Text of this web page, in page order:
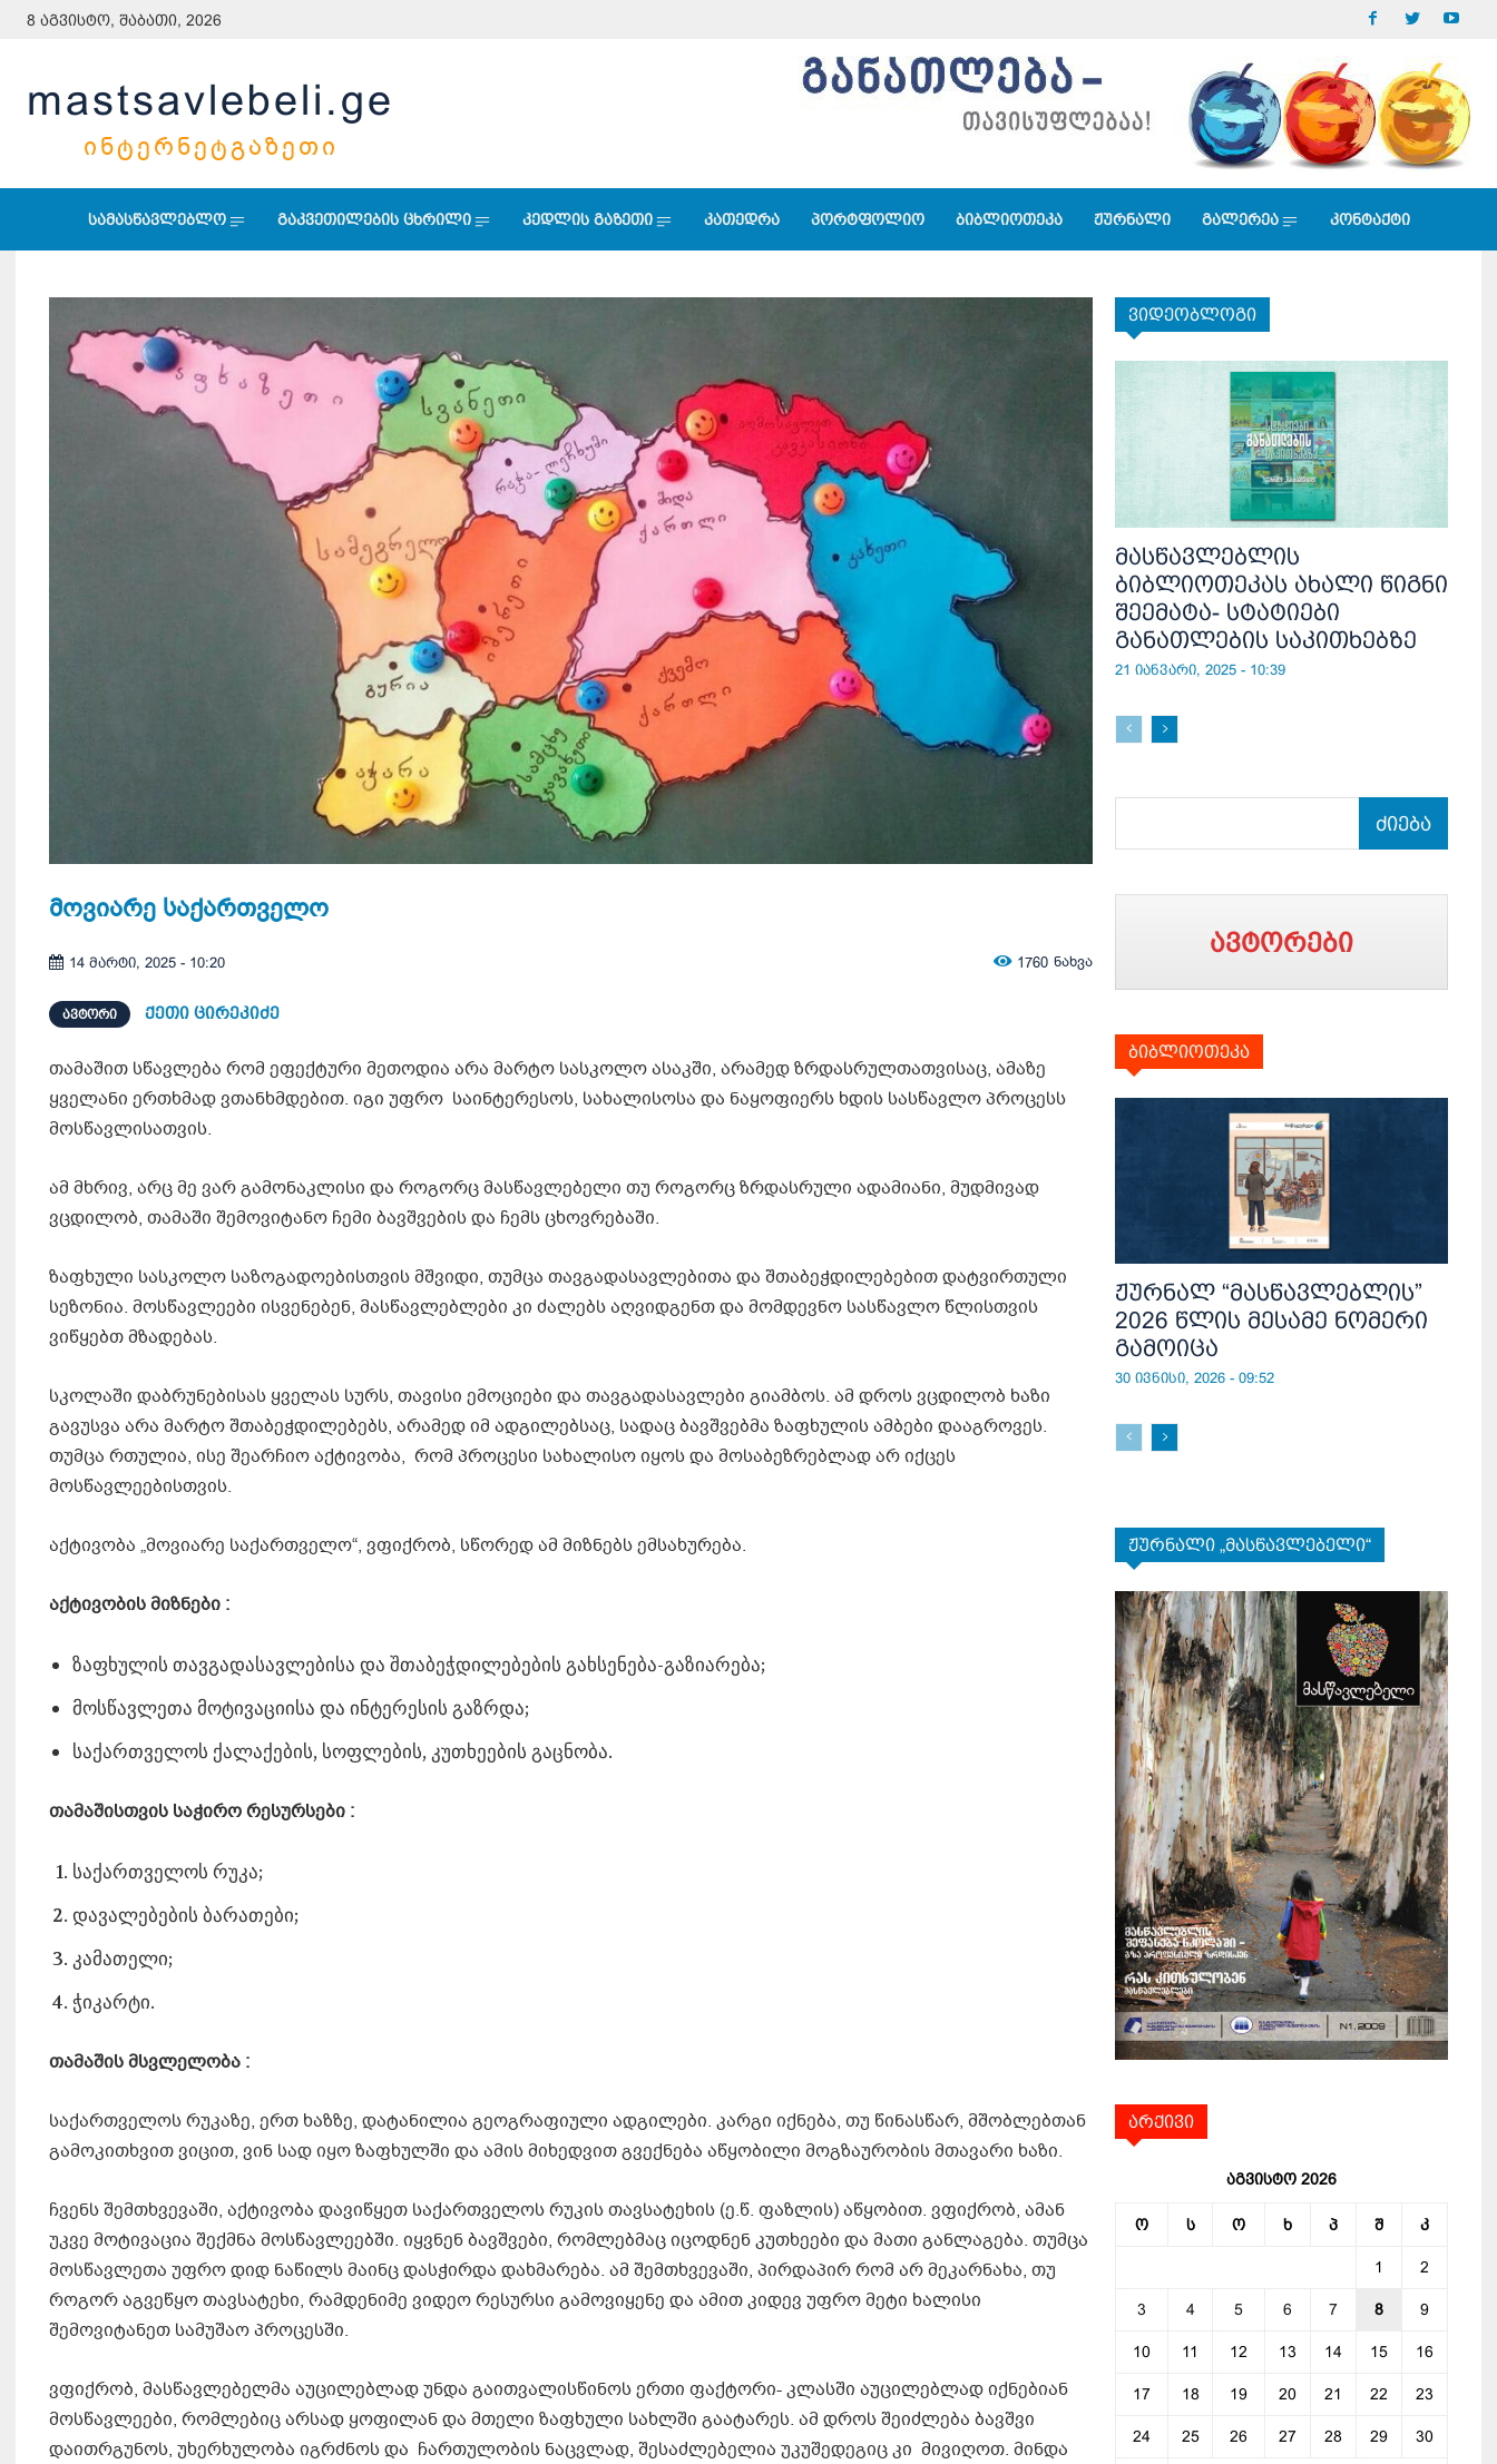
8 აგვისტო, შაბათი, 2026
mastsavlebeli.ge
ᲘᲜᲢᲔᲠᲜᲔᲢᲒᲐᲖᲔᲗᲘ
სამასწავლებლო გაკვეთილების ცხრილი კედლის გაზეთი კათედრა პორტფოლიო ბიბლიოთეკა ჟურნალი გალერეა კონტაქტი
მოვიარე საქართველო
14 მარტი, 2025 - 10:20 1760 ნახვა
ᲐᲕᲢᲝᲠᲘ ქეთი ცირეკიძე
თამაშით სწავლება რომ ეფექტური მეთოდია არა მარტო სასკოლო ასაკში, არამედ ზრდასრულთათვისაც, ამაზე
ყველანი ერთხმად ვთანხმდებით. იგი უფრო საინტერესოს, სახალისოსა და ნაყოფიერს ხდის სასწავლო პროცესს
მოსწავლისათვის.
ამ მხრივ, არც მე ვარ გამონაკლისი და როგორც მასწავლებელი თუ როგორც ზრდასრული ადამიანი, მუდმივად
ვცდილობ, თამაში შემოვიტანო ჩემი ბავშვების და ჩემს ცხოვრებაში.
ზაფხული სასკოლო საზოგადოებისთვის მშვიდი, თუმცა თავგადასავლებითა და შთაბეჭდილებებით დატვირთული
სეზონია. მოსწავლეები ისვენებენ, მასწავლებლები კი ძალებს აღვიდგენთ და მომდევნო სასწავლო წლისთვის
ვიწყებთ მზადებას.
სკოლაში დაბრუნებისას ყველას სურს, თავისი ემოციები და თავგადასავლები გიამბოს. ამ დროს ვცდილობ ხაზი
გავუსვა არა მარტო შთაბეჭდილებებს, არამედ იმ ადგილებსაც, სადაც ბავშვებმა ზაფხულის ამბები დააგროვეს.
თუმცა რთულია, ისე შეარჩიო აქტივობა, რომ პროცესი სახალისო იყოს და მოსაბეზრებლად არ იქცეს
მოსწავლეებისთვის.
აქტივობა „მოვიარე საქართველო“, ვფიქრობ, სწორედ ამ მიზნებს ემსახურება.
აქტივობის მიზნები :
ზაფხულის თავგადასავლებისა და შთაბეჭდილებების გახსენება-გაზიარება;
მოსწავლეთა მოტივაციისა და ინტერესის გაზრდა;
საქართველოს ქალაქების, სოფლების, კუთხეების გაცნობა.
თამაშისთვის საჭირო რესურსები :
საქართველოს რუკა;
დავალებების ბარათები;
კამათელი;
ჭიკარტი.
თამაშის მსვლელობა :
საქართველოს რუკაზე, ერთ ხაზზე, დატანილია გეოგრაფიული ადგილები. კარგი იქნება, თუ წინასწარ, მშობლებთან
გამოკითხვით ვიცით, ვინ სად იყო ზაფხულში და ამის მიხედვით გვექნება აწყობილი მოგზაურობის მთავარი ხაზი.
ჩვენს შემთხვევაში, აქტივობა დავიწყეთ საქართველოს რუკის თავსატეხის (ე.წ. ფაზლის) აწყობით. ვფიქრობ, ამან
უკვე მოტივაცია შექმნა მოსწავლეებში. იყვნენ ბავშვები, რომლებმაც იცოდნენ კუთხეები და მათი განლაგება. თუმცა
მოსწავლეთა უფრო დიდ ნაწილს მაინც დასჭირდა დახმარება. ამ შემთხვევაში, პირდაპირ რომ არ მეკარნახა, თუ
როგორ აგვეწყო თავსატეხი, რამდენიმე ვიდეო რესურსი გამოვიყენე და ამით კიდევ უფრო მეტი ხალისი
შემოვიტანეთ სამუშაო პროცესში.
ვფიქრობ, მასწავლებელმა აუცილებლად უნდა გაითვალისწინოს ერთი ფაქტორი- კლასში აუცილებლად იქნებიან
მოსწავლეები, რომლებიც არსად ყოფილან და მთელი ზაფხული სახლში გაატარეს. ამ დროს შეიძლება ბავშვი
დაითრგუნოს, უხერხულობა იგრძნოს და ჩართულობის ნაცვლად, შესაძლებელია უკუშედეგიც კი მივიღოთ. მინდა
ვიდეობლოგი
მასწავლებლის
ბიბლიოთეკას ახალი წიგნი
შეემატა- სტატიები
განათლების საკითხებზე
21 იანვარი, 2025 - 10:39
ძიება
ავტორები
ბიბლიოთეკა
ჟურნალ “მასწავლებლის”
2026 წლის მესამე ნომერი
გამოიცა
30 ივნისი, 2026 - 09:52
ჟურნალი „მასწავლებელი“
არქივი
აგვისტო 2026
ო ს ო ხ პ შ კ
1 2
3 4 5 6 7 8 9
10 11 12 13 14 15 16
17 18 19 20 21 22 23
24 25 26 27 28 29 30